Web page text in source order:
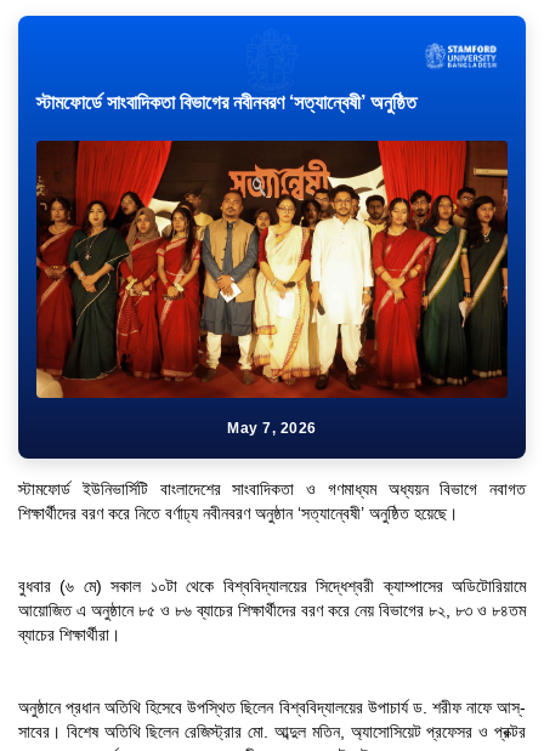
স্টামফোর্ডে সাংবাদিকতা বিভাগের নবীনবরণ ‘সত্যান্বেষী’ অনুষ্ঠিত
May 7, 2026
স্টামফোর্ড ইউনিভার্সিটি বাংলাদেশের সাংবাদিকতা ও গণমাধ্যম অধ্যয়ন বিভাগে নবাগত
শিক্ষার্থীদের বরণ করে নিতে বর্ণাঢ্য নবীনবরণ অনুষ্ঠান ‘সত্যান্বেষী’ অনুষ্ঠিত হয়েছে।
বুধবার (৬ মে) সকাল ১০টা থেকে বিশ্ববিদ্যালয়ের সিদ্ধেশ্বরী ক্যাম্পাসের অডিটোরিয়ামে
আয়োজিত এ অনুষ্ঠানে ৮৫ ও ৮৬ ব্যাচের শিক্ষার্থীদের বরণ করে নেয় বিভাগের ৮২, ৮৩ ও ৮৪তম
ব্যাচের শিক্ষার্থীরা।
অনুষ্ঠানে প্রধান অতিথি হিসেবে উপস্থিত ছিলেন বিশ্ববিদ্যালয়ের উপাচার্য ড. শরীফ নাফে আস্-
সাবের। বিশেষ অতিথি ছিলেন রেজিস্ট্রার মো. আব্দুল মতিন, অ্যাসোসিয়েট প্রফেসর ও প্রক্টর